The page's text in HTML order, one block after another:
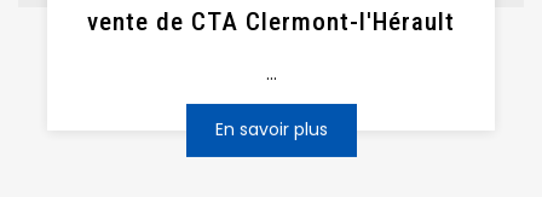
vente de CTA Clermont-l'Hérault
...
En savoir plus